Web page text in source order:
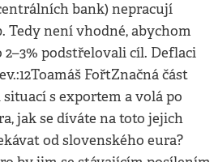
bank) nepracují
Tedy není vhodné, abychom
podstřelovali cíl. Deflaci
FořtZnačná část
s exportem a volá po
jak se díváte na toto jejich
od slovenského eura?